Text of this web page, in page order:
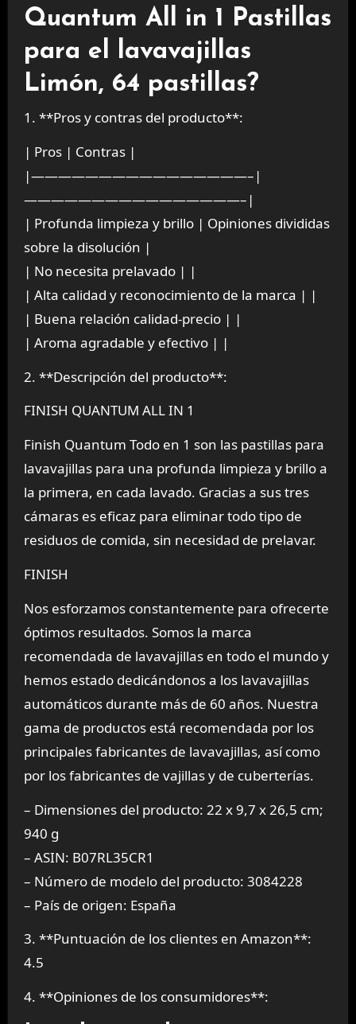
Quantum All in 1 Pastillas
para el lavavajillas
Limón, 64 pastillas?
1. **Pros y contras del producto**:
| Pros | Contras |
|————————————————–|
————————————————–|
| Profunda limpieza y brillo | Opiniones divididas
sobre la disolución |
| No necesita prelavado | |
| Alta calidad y reconocimiento de la marca | |
| Buena relación calidad-precio | |
| Aroma agradable y efectivo | |
2. **Descripción del producto**:
FINISH QUANTUM ALL IN 1
Finish Quantum Todo en 1 son las pastillas para
lavavajillas para una profunda limpieza y brillo a
la primera, en cada lavado. Gracias a sus tres
cámaras es eficaz para eliminar todo tipo de
residuos de comida, sin necesidad de prelavar.
FINISH
Nos esforzamos constantemente para ofrecerte
óptimos resultados. Somos la marca
recomendada de lavavajillas en todo el mundo y
hemos estado dedicándonos a los lavavajillas
automáticos durante más de 60 años. Nuestra
gama de productos está recomendada por los
principales fabricantes de lavavajillas, así como
por los fabricantes de vajillas y de cuberterías.
– Dimensiones del producto: 22 x 9,7 x 26,5 cm;
940 g
– ASIN: B07RL35CR1
– Número de modelo del producto: 3084228
– País de origen: España
3. **Puntuación de los clientes en Amazon**:
4.5
4. **Opiniones de los consumidores**: